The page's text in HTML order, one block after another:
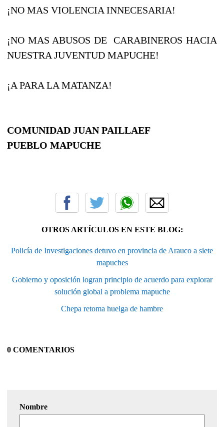
¡NO MAS VIOLENCIA INNECESARIA!
¡NO MAS ABUSOS DE CARABINEROS HACIA
NUESTRA JUVENTUD MAPUCHE!
¡A PARA LA MATANZA!
COMUNIDAD JUAN PAILLAEF
PUEBLO MAPUCHE
OTROS ARTÍCULOS EN ESTE BLOG:
Policía de Investigaciones detuvo en provincia de Arauco a siete
mapuches
Gobierno y oposición logran principio de acuerdo para explorar
solución global a problema mapuche
Chepa retoma huelga de hambre
0 COMENTARIOS
Nombre